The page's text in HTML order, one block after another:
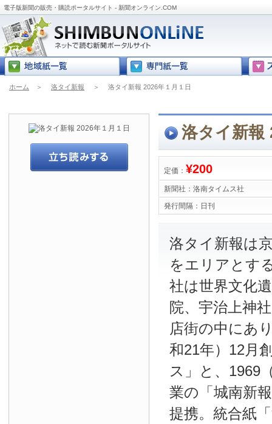
電子版新聞の販売・購読ポータルサイト - 新聞オンライン.COM
ホーム ＞ 洛タイ新報 ＞ 洛タイ新報 2026年１月１日
洛タイ新報
定価： ¥200
新聞社： 洛南タイムス社
発行間隔： 日刊
洛タイ新報は
をエリアとす
社は世界文化
院、宇治上神
店街の中にあ
和21年）12月
ス」と、1969
業の「城南新
提携。統合紙